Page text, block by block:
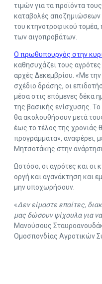
τιμών για τα προϊόντα
καταβολές αποζημιώσεων
του κτηνοτροφικού τομέα,
των αιγοπροβάτων.
Ο πρωθυπουργός στην
καθησυχάζει τους
αρχές Δεκεμβρίου. «Με
σχέδιο δράσης, οι
μέσα στις επόμενες δέκα
της βασικής ενίσχυσης.
θα ακολουθήσουν μετά
έως το τέλος της χρονιάς
προγράμματα», αναφέρει,
Μητσοτάκης στην
Ωστόσο, οι αγρότες και οι
οργή και αγανάκτηση και
μην υποχωρήσουν.
«Δεν είμαστε επαίτες,
μας δώσουν ψίχουλα για
Μανούσους
Ομοσπονδίας Αγροτικών